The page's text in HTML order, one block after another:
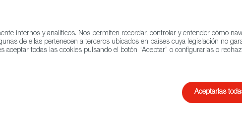
QUIÉNES SOMOS RED
Animación
internos y analíticos. Nos permiten recordar, controlar y entender cómo
de ellas pertenecen a terceros ubicados en países cuya legislación no
todas las cookies pulsando el botón “Aceptar” o configurarlas o
Aceptarlas